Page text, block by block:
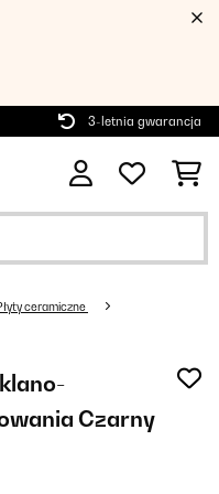
3-letnia gwarancja
ceramiczne
Czarny